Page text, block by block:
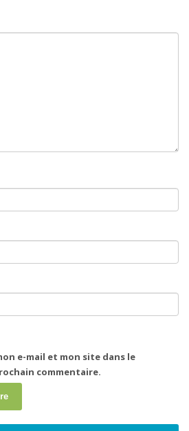
e-mail et mon site dans le
commentaire.